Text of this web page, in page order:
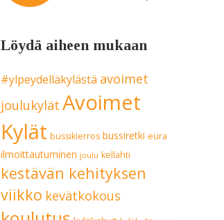
Löydä aiheen mukaan
#ylpeydelläkylästä avoimet
joulukylät Avoimet
Kylät bussikierros bussiretki eura
ilmoittautuminen joulu kellahti
kestävän kehityksen
viikko kevätkokous